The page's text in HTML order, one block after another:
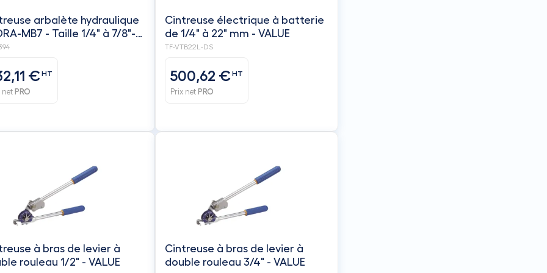
arbalète hydraulique
MB7 - Taille 1/4" à 7/8"-
€HT
net PRO
Cintreuse électrique à batterie
de 1/4" à 22" mm - VALUE
TF-VTB22L-DS
500,62 €HT
Prix net PRO
à bras de levier à
rouleau 1/2" - VALUE
Cintreuse à bras de levier à
double rouleau 3/4" - VALUE